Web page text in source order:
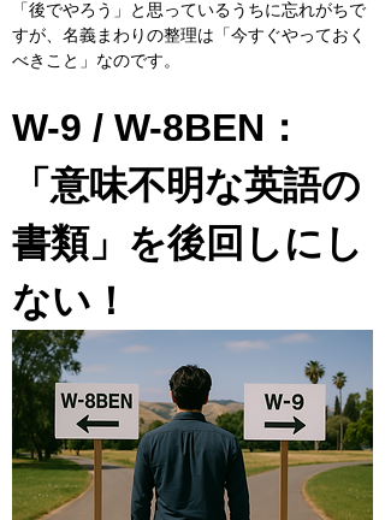
「後でやろう」と思っているうちに忘れがちで
すが、名義まわりの整理は「今すぐやっておく
べきこと」なのです。
W-9 / W-8BEN：
「意味不明な英語の
書類」を後回しにし
ない！